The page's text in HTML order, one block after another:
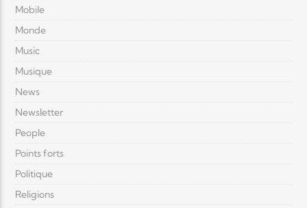
Mobile
Monde
Music
Musique
News
Newsletter
People
Points forts
Politique
Religions